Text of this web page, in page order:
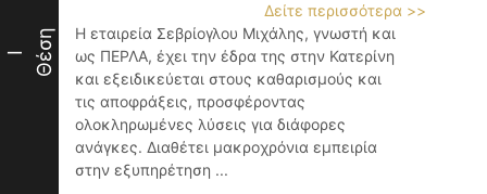
I Θέση
Δείτε περισσότερα >>
Η εταιρεία Σεβρίογλου Μιχάλης, γνωστή και
ως ΠΕΡΛΑ, έχει την έδρα της στην Κατερίνη
και εξειδικεύεται στους καθαρισμούς και
τις αποφράξεις, προσφέροντας
ολοκληρωμένες λύσεις για διάφορες
ανάγκες. Διαθέτει μακροχρόνια εμπειρία
στην εξυπηρέτηση ...